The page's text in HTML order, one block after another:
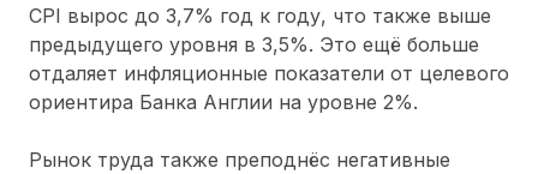
CPI вырос до 3,7% год к году, что также выше
предыдущего уровня в 3,5%. Это ещё больше
отдаляет инфляционные показатели от целевого
ориентира Банка Англии на уровне 2%.
Рынок труда также преподнёс негативные